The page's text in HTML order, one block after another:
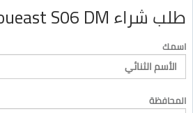
طلب شراء Soueast S06 DM
اسمك
المحافظة